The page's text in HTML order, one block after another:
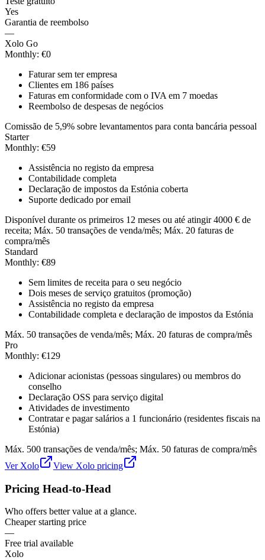
Yes
Garantia de reembolso
—
Xolo Go
Monthly: €0
Faturar sem ter empresa
Clientes em 186 países
Faturas em conformidade com o IVA em 7 moedas
Reembolso de despesas de negócios
Comissão de 5,9% sobre levantamentos para conta bancária pessoal
Starter
Monthly: €59
Assistência no registo da empresa
Contabilidade completa
Declaração de impostos da Estónia coberta
Suporte dedicado por email
Disponível durante os primeiros 12 meses ou até atingir 4000 € de
receita; Máx. 50 transações de venda/mês; Máx. 20 faturas de
compra/mês
Standard
Monthly: €89
Sem limites de receita para o seu negócio
Dois meses de serviço gratuitos (promoção)
Assistência no registo da empresa
Contabilidade completa e declaração de impostos da Estónia
Máx. 50 transações de venda/mês; Máx. 20 faturas de compra/mês
Pro
Monthly: €129
Adicionar acionistas (pessoas singulares) ou membros do
conselho
Declaração OSS para serviço digital
Atividades de investimento
Contratar e pagar salários a 1 funcionário (residentes fiscais na
Estónia)
Máx. 500 transações de venda/mês; Máx. 50 faturas de compra/mês
Ver Xolo View Xolo pricing
Pricing Head-to-Head
Who offers better value at a glance.
Cheaper starting price
—
Free trial available
Xolo